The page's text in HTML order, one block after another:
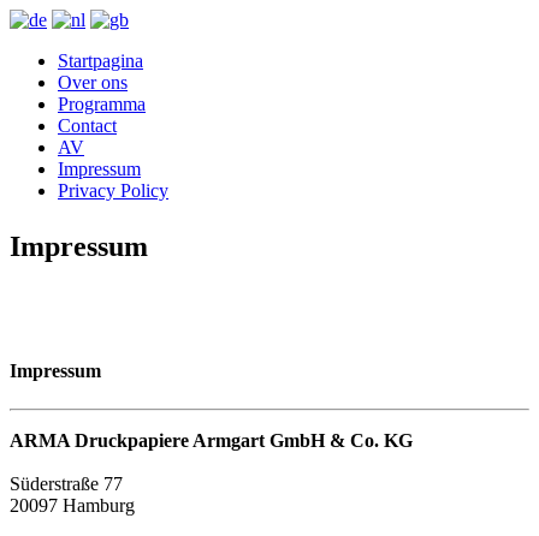
Startpagina
Over ons
Programma
Contact
AV
Impressum
Privacy Policy
Impressum
Impressum
ARMA Druckpapiere Armgart GmbH & Co. KG
Süderstraße 77
20097 Hamburg